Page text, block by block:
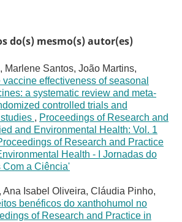
do(s) mesmo(s) autor(es)
Marlene Santos, João Martins,
effectiveness of seasonal
a systematic review and meta-
controlled trials and
, Proceedings of Research and
and Environmental Health: Vol. 1
of Research and Practice
Health - I Jornadas do
Com a Ciência'
Ana Isabel Oliveira, Cláudia Pinho,
benéficos do xanthohumol no
of Research and Practice in